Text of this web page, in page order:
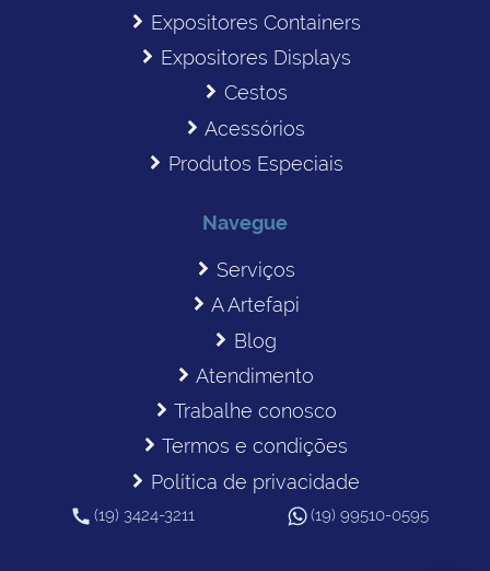
Expositores Containers
Expositores Displays
Cestos
Acessórios
Produtos Especiais
Navegue
Serviços
A Artefapi
Blog
Atendimento
Trabalhe conosco
Termos e condições
Política de privacidade
(19) 3424-3211 (19) 99510-0595